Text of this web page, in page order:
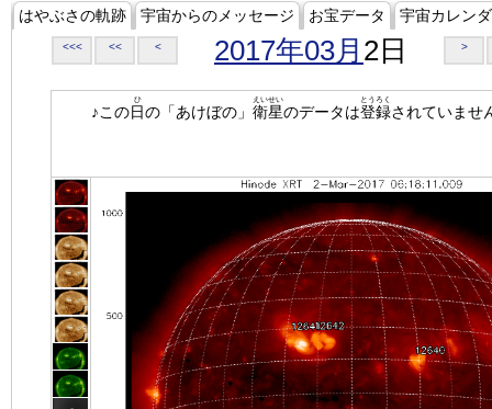
はやぶさの軌跡 宇宙からのメッセージ お宝データ 宇宙カレン
<<< << < 2017年03月 2日 >
♪この日
ひ
の「あけぼの」 衛星
えいせい
のデータは登録
とうろく
されていませ